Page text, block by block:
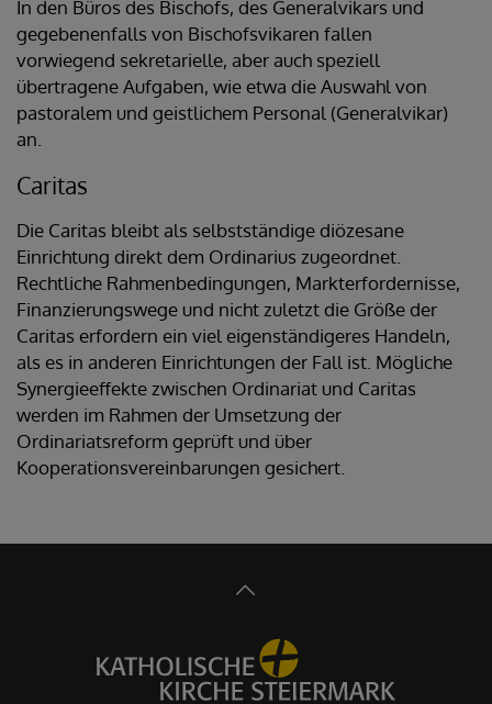
In den Büros des Bischofs, des Generalvikars und
gegebenenfalls von Bischofsvikaren fallen
vorwiegend sekretarielle, aber auch speziell
übertragene Aufgaben, wie etwa die Auswahl von
pastoralem und geistlichem Personal (Generalvikar)
an.
Caritas
Die Caritas bleibt als selbstständige diözesane
Einrichtung direkt dem Ordinarius zugeordnet.
Rechtliche Rahmenbedingungen, Markterfordernisse,
Finanzierungswege und nicht zuletzt die Größe der
Caritas erfordern ein viel eigenständigeres Handeln,
als es in anderen Einrichtungen der Fall ist. Mögliche
Synergieeffekte zwischen Ordinariat und Caritas
werden im Rahmen der Umsetzung der
Ordinariatsreform geprüft und über
Kooperationsvereinbarungen gesichert.